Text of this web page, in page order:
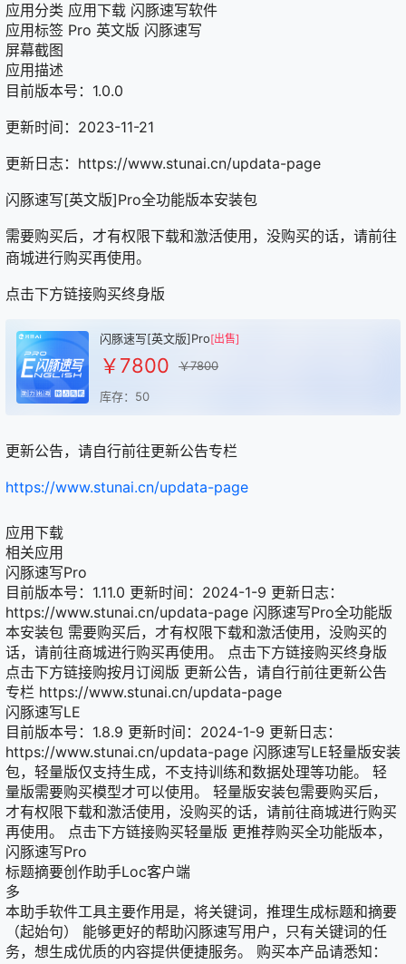
应用分类 应用下载 闪豚速写软件
应用标签 Pro 英文版 闪豚速写
屏幕截图
应用描述
目前版本号：1.0.0
更新时间：2023-11-21
更新日志：https://www.stunai.cn/updata-page
闪豚速写[英文版]Pro全功能版本安装包
需要购买后，才有权限下载和激活使用，没购买的话，请前往
商城进行购买再使用。
点击下方链接购买终身版
闪豚速写[英文版]Pro[出售]
￥7800 ￥7800
库存：50
更新公告，请自行前往更新公告专栏
https://www.stunai.cn/updata-page
应用下载
相关应用
闪豚速写Pro
目前版本号：1.11.0 更新时间：2024-1-9 更新日志：
https://www.stunai.cn/updata-page 闪豚速写Pro全功能版
本安装包 需要购买后，才有权限下载和激活使用，没购买的
话，请前往商城进行购买再使用。 点击下方链接购买终身版
点击下方链接购按月订阅版 更新公告，请自行前往更新公告
专栏 https://www.stunai.cn/updata-page
闪豚速写LE
目前版本号：1.8.9 更新时间：2024-1-9 更新日志：
https://www.stunai.cn/updata-page 闪豚速写LE轻量版安装
包，轻量版仅支持生成，不支持训练和数据处理等功能。 轻
量版需要购买模型才可以使用。 轻量版安装包需要购买后，
才有权限下载和激活使用，没购买的话，请前往商城进行购买
再使用。 点击下方链接购买轻量版 更推荐购买全功能版本，
闪豚速写Pro
标题摘要创作助手Loc客户端
多
本助手软件工具主要作用是，将关键词，推理生成标题和摘要
（起始句） 能够更好的帮助闪豚速写用户，只有关键词的任
务，想生成优质的内容提供便捷服务。 购买本产品请悉知：